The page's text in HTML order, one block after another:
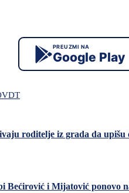
PREUZMI NA
Google Play
VDT
roditelje iz grada da upišu
Bećirović i Mijatović ponovo